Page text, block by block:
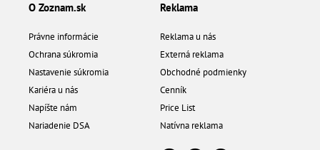
O Zoznam.sk
Právne informácie
Ochrana súkromia
Nastavenie súkromia
Kariéra u nás
Napíšte nám
Nariadenie DSA
Reklama
Reklama u nás
Externá reklama
Obchodné podmienky
Cenník
Price List
Natívna reklama